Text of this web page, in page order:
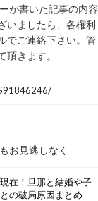
が書いた記事の内容
いましたら、各権利
でご連絡下さい。管
きます。
お見逃しなく
在！旦那と結婚や子
の破局原因まとめ